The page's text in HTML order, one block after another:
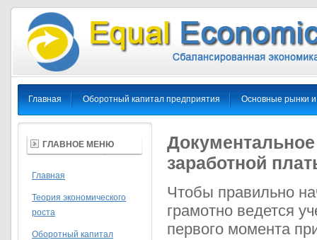
Главная Оборотный капитал предприятия Основные рынки и
заработной
Чтобы правильно
грамотно ведется
первого момента
ГЛАВНОЕ МЕНЮ
Главная
Теория экономического
роста
Оборотный капитал